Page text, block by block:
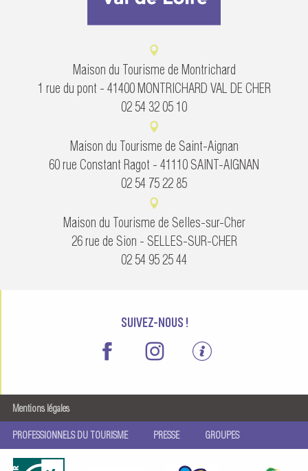
Maison du Tourisme de Montrichard
1 rue du pont - 41400 MONTRICHARD VAL DE CHER
02 54 32 05 10
Maison du Tourisme de Saint-Aignan
60 rue Constant Ragot - 41110 SAINT-AIGNAN
02 54 75 22 85
Maison du Tourisme de Selles-sur-Cher
26 rue de Sion - SELLES-SUR-CHER
02 54 95 25 44
SUIVEZ-NOUS !
Mentions légales
PROFESSIONNELS DU TOURISME PRESSE GROUPES